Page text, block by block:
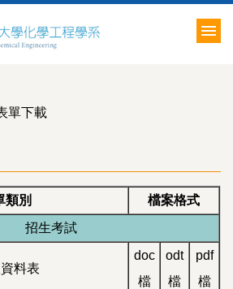
單下載
類別
檔案格式
招生考試
料表
doc
檔
odt
檔
pdf
檔